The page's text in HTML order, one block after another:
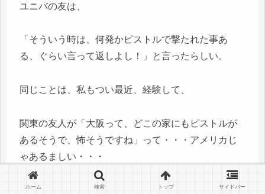
ユニバの友は、
「そういう時は、何発かピストルで撃たれた事あ
る、ぐらい言って返しよし！」と言ったらしい。
同じことは、私もつい最近、経験して、
関東の友人が「大阪って、どこの家にもピストルが
あるそうで、怖そうですね」って・・・アメリカじ
ゃあるましい・・・
どうも、やくざ漫画にそういうのが出てくるらしい
ホーム 検索 トップ サイドバー